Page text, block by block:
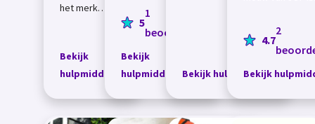
het merk
bevat geen
voor- en
achterkant en
Bekijk
hulpmiddel
Met de trek- en
duwhaak kan je een
vastpakk...
5
1
beoordeling
Bekijk
hulpmiddel
Bekijk hulpmiddel
grote maten:
t/m maat XL.
4.7
2
Bekijk